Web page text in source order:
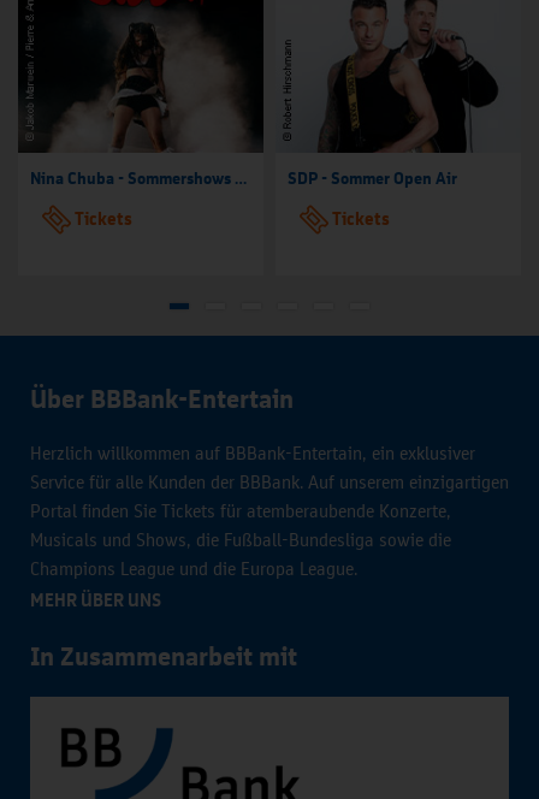
Nina Chuba - Sommershows 2026
Tickets
SDP - Sommer Open Air
Tickets
Über BBBank-Entertain
Herzlich willkommen auf BBBank-Entertain, ein exklusiver
Service für alle Kunden der BBBank. Auf unserem einzigartigen
Portal finden Sie Tickets für atemberaubende Konzerte,
Musicals und Shows, die Fußball-Bundesliga sowie die
Champions League und die Europa League.
MEHR ÜBER UNS
In Zusammenarbeit mit